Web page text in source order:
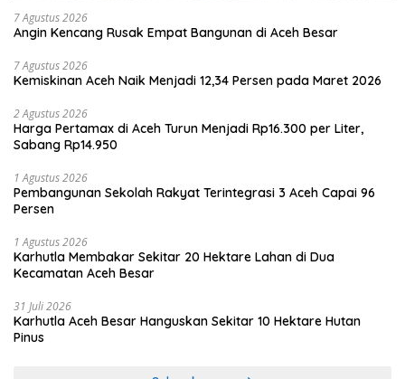
7 Agustus 2026
Angin Kencang Rusak Empat Bangunan di Aceh Besar
7 Agustus 2026
Kemiskinan Aceh Naik Menjadi 12,34 Persen pada Maret 2026
2 Agustus 2026
Harga Pertamax di Aceh Turun Menjadi Rp16.300 per Liter,
Sabang Rp14.950
1 Agustus 2026
Pembangunan Sekolah Rakyat Terintegrasi 3 Aceh Capai 96
Persen
1 Agustus 2026
Karhutla Membakar Sekitar 20 Hektare Lahan di Dua
Kecamatan Aceh Besar
31 Juli 2026
Karhutla Aceh Besar Hanguskan Sekitar 10 Hektare Hutan
Pinus